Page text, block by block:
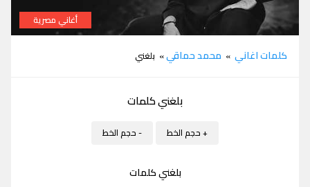
أغاني مصرية
كلمات اغاني » محمد حماقي» بلغني
بلغني كلمات
+ حجم الخط - حجم الخط
بلغني كلمات